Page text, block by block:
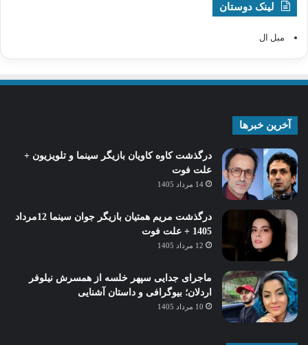
لینک دوستان
مبل ال
آخرین خبرها
درگذشت کاوه کاویان بازیگر سینما و تلویزیون +
علت فوت
14 مرداد 1405
درگذشت مریم همتیان بازیگر جوان سینما 12مرداد
1405 + علت فوت
12 مرداد 1405
ماجرای جدایی سپهر خلسه از همسرش نیلوفر
اردلان؛ بیوگرافی و داستان آشنایی
10 مرداد 1405